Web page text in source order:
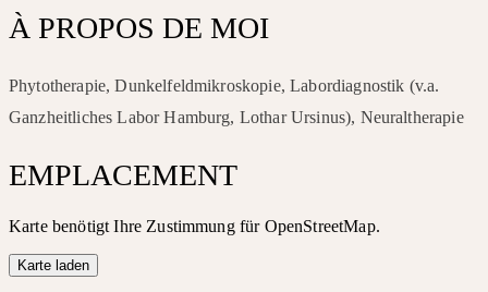
À PROPOS DE MOI
Phytotherapie, Dunkelfeldmikroskopie, Labordiagnostik (v.a.
Ganzheitliches Labor Hamburg, Lothar Ursinus), Neuraltherapie
EMPLACEMENT
Karte benötigt Ihre Zustimmung für OpenStreetMap.
Karte laden